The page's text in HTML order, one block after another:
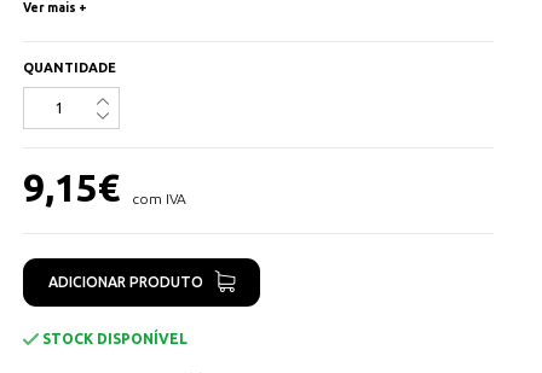
VOLTAGEM
Ver mais +
QUANTIDADE
9,15€ com IVA
ADICIONAR PRODUTO
STOCK DISPONÍVEL